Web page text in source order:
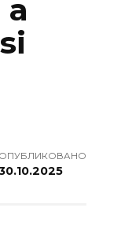
ОПУБЛИКОВАНО